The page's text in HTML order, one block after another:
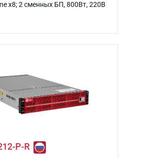
x8; 2 сменных БП, 800Вт, 220В
P-R